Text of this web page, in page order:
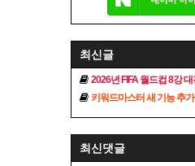
최신글
2026년 FIFA 월드컵 8강
키워드마스터 새 기능 추
최신댓글